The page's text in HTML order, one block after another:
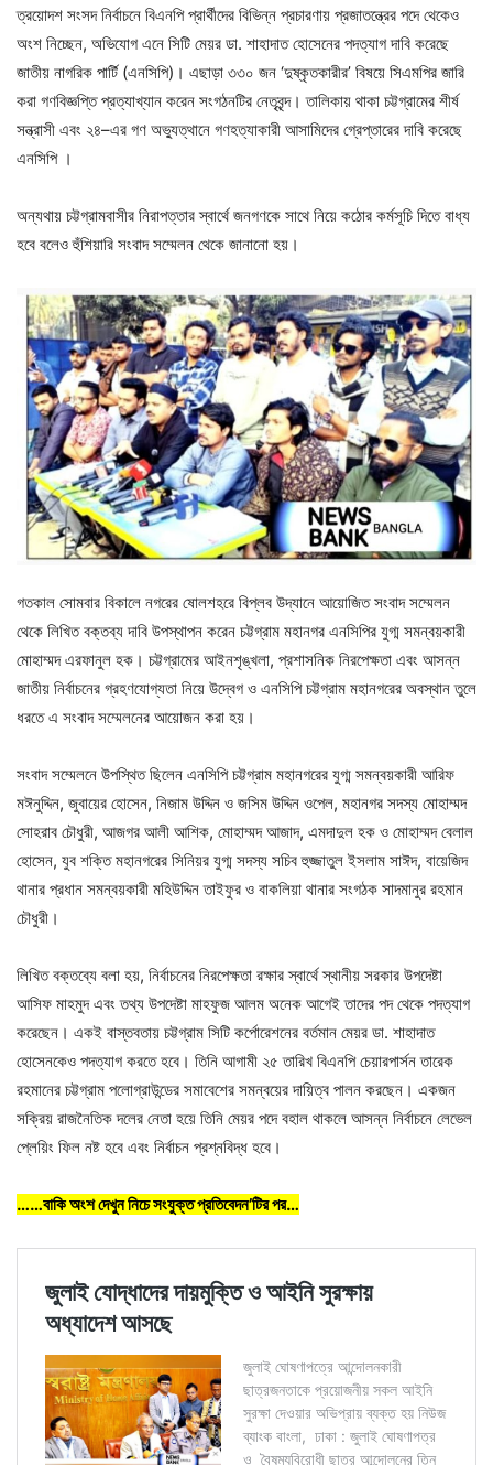
ত্রয়োদশ সংসদ নির্বাচনে বিএনপি প্রার্থীদের বিভিন্ন প্রচারণায় প্রজাতন্ত্রের পদে থেকেও
অংশ নিচ্ছেন, অভিযোগ এনে সিটি মেয়র ডা. শাহাদাত হোসেনের পদত্যাগ দাবি করেছে
জাতীয় নাগরিক পার্টি (এনসিপি)। এছাড়া ৩৩০ জন ‘দুষ্কৃতকারীর’ বিষয়ে সিএমপির জারি
করা গণবিজ্ঞপ্তি প্রত্যাখ্যান করেন সংগঠনটির নেতৃবৃন্দ। তালিকায় থাকা চট্টগ্রামের শীর্ষ
সন্ত্রাসী এবং ২৪–এর গণ অভ্যুত্থানে গণহত্যাকারী আসামিদের গ্রেপ্তারের দাবি করেছে
এনসিপি ।
অন্যথায় চট্টগ্রামবাসীর নিরাপত্তার স্বার্থে জনগণকে সাথে নিয়ে কঠোর কর্মসূচি দিতে বাধ্য
হবে বলেও হুঁশিয়ারি সংবাদ সম্মেলন থেকে জানানো হয়।
গতকাল সোমবার বিকালে নগরের ষোলশহরে বিপ্লব উদ্যানে আয়োজিত সংবাদ সম্মেলন
থেকে লিখিত বক্তব্য দাবি উপস্থাপন করেন চট্টগ্রাম মহানগর এনসিপির যুগ্ম সমন্বয়কারী
মোহাম্মদ এরফানুল হক। চট্টগ্রামের আইনশৃঙ্খলা, প্রশাসনিক নিরপেক্ষতা এবং আসন্ন
জাতীয় নির্বাচনের গ্রহণযোগ্যতা নিয়ে উদ্বেগ ও এনসিপি চট্টগ্রাম মহানগরের অবস্থান তুলে
ধরতে এ সংবাদ সম্মেলনের আয়োজন করা হয়।
সংবাদ সম্মেলনে উপস্থিত ছিলেন এনসিপি চট্টগ্রাম মহানগরের যুগ্ম সমন্বয়কারী আরিফ
মঈনুদ্দিন, জুবায়ের হোসেন, নিজাম উদ্দিন ও জসিম উদ্দিন ওপেল, মহানগর সদস্য মোহাম্মদ
সোহরাব চৌধুরী, আজগর আলী আশিক, মোহাম্মদ আজাদ, এমদাদুল হক ও মোহাম্মদ বেলাল
হোসেন, যুব শক্তি মহানগরের সিনিয়র যুগ্ম সদস্য সচিব হুজ্জাতুল ইসলাম সাঈদ, বায়েজিদ
থানার প্রধান সমন্বয়কারী মহিউদ্দিন তাইফুর ও বাকলিয়া থানার সংগঠক সাদমানুর রহমান
চৌধুরী।
লিখিত বক্তব্যে বলা হয়, ‎নির্বাচনের নিরপেক্ষতা রক্ষার স্বার্থে স্থানীয় সরকার উপদেষ্টা
আসিফ মাহমুদ এবং তথ্য উপদেষ্টা মাহফুজ আলম অনেক আগেই তাদের পদ থেকে পদত্যাগ
করেছেন। একই বাস্তবতায় চট্টগ্রাম সিটি কর্পোরেশনের বর্তমান মেয়র ডা. শাহাদাত
হোসেনকেও পদত্যাগ করতে হবে। তিনি আগামী ২৫ তারিখ বিএনপি চেয়ারপার্সন তারেক
রহমানের চট্টগ্রাম পলোগ্রাউন্ডের সমাবেশের সমন্বয়ের দায়িত্ব পালন করছেন। একজন
সক্রিয় রাজনৈতিক দলের নেতা হয়ে তিনি মেয়র পদে বহাল থাকলে আসন্ন নির্বাচনে লেভেল
প্লেয়িং ফিল নষ্ট হবে এবং নির্বাচন প্রশ্নবিদ্ধ হবে।
……বাকি অংশ দেখুন নিচে সংযুক্তপ্রতিবেদন’টিরপর…